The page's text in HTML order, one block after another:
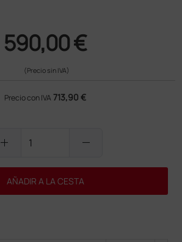
590,00 €
(Precio sin IVA)
Precio con IVA 713,90 €
add remove
AÑADIR A LA CESTA